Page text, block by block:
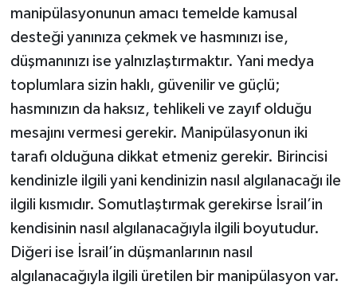
manipülasyonunun amacı temelde kamusal
desteği yanınıza çekmek ve hasmınızı ise,
düşmanınızı ise yalnızlaştırmaktır. Yani medya
toplumlara sizin haklı, güvenilir ve güçlü;
hasmınızın da haksız, tehlikeli ve zayıf olduğu
mesajını vermesi gerekir. Manipülasyonun iki
tarafı olduğuna dikkat etmeniz gerekir. Birincisi
kendinizle ilgili yani kendinizin nasıl algılanacağı ile
ilgili kısmıdır. Somutlaştırmak gerekirse İsrail’in
kendisinin nasıl algılanacağıyla ilgili boyutudur.
Diğeri ise İsrail’in düşmanlarının nasıl
algılanacağıyla ilgili üretilen bir manipülasyon var.